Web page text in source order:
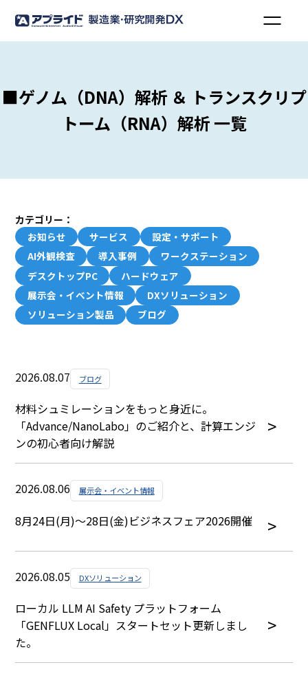
■ゲノム（DNA）解析 ＆ トランスクリプ
トーム（RNA）解析 一覧
カテゴリー：
お知らせ
サービス
設定・サポート
AI外観検査
導入事例
ワークステーション
デスクトップPC
ハードウェア
展示会・イベント情報
DXソリューション
ソリューション製品
ブログ
2026.08.07 ブログ
材料シュミレーションをもっと身近に。
「Advance/NanoLabo」のご紹介と、計算エンジ
ンの初心者向け解説
2026.08.06 展示会・イベント情報
8月24日(月)～28日(金)ビジネスフェア2026開催
2026.08.05 DXソリューション
ローカル LLM AI Safety プラットフォーム
「GENFLUX Local」スタートセット更新しまし
た。